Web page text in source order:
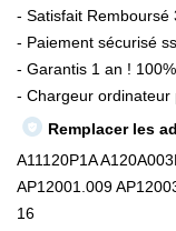
- Satisfait Remboursé
- Paiement sécurisé
- Garantis 1 an !
- Chargeur ordinateur
Remplacer les
A11120P1A
AP12001.009
16